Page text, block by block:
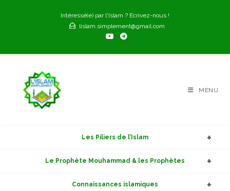
Intéressé(e) par l'Islam ? Ecrivez-nous !
lislam.simplement@gmail.com
MENU
Les Piliers de l’Islam
Le Prophète Mouhammad & les Prophètes
Connaissances islamiques